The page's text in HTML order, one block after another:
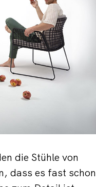
die Stühle von
dass es fast schon